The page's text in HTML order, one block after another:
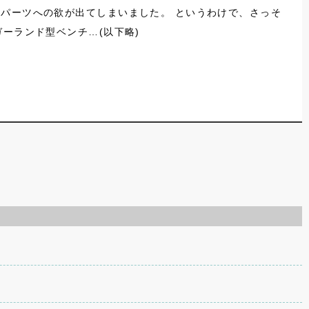
ーツへの欲が出てしまいました。 というわけで、さっそ
ーランド型ベンチ…(以下略)